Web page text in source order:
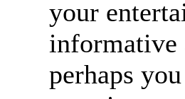
your
informative
perhaps